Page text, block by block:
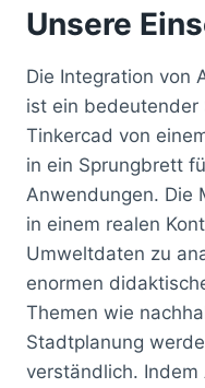
Unsere
Die Integration von
ist ein
Tinkercad von
in ein Sprungbrett
Anwendungen. Die
in einem realen
Umweltdaten zu
enormen
Themen wie
Stadtplanung
verständlich.